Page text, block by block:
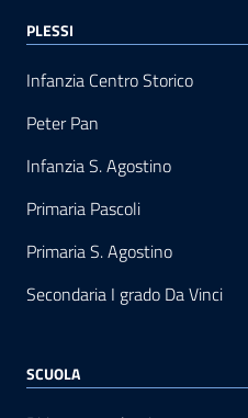
PLESSI
Infanzia Centro Storico
Peter Pan
Infanzia S. Agostino
Primaria Pascoli
Primaria S. Agostino
Secondaria I grado Da Vinci
SCUOLA